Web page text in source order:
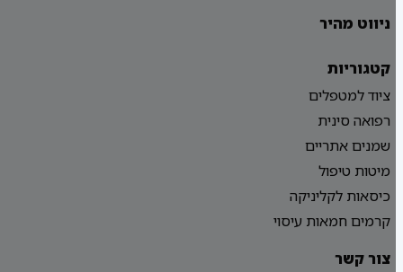
ניווט מהיר
קטגוריות
ציוד למטפלים
רפואה סינית
שמנים אתריים
מיטות טיפול
כיסאות לקליניקה
קרמים חמאות עיסוי
צור קשר